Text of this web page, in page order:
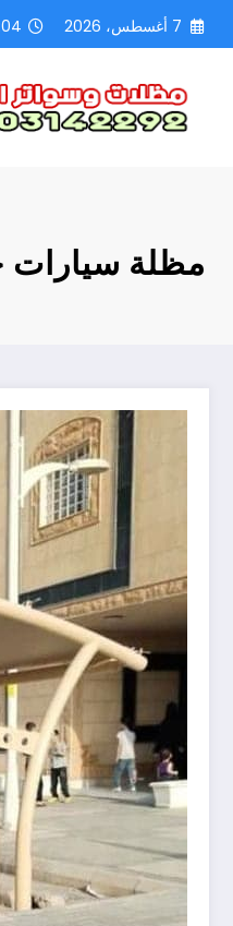
التجاوز
7 أغسطس، 2026 PM
مظلة سيارات